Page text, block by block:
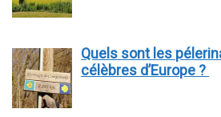
Quels sont les
célèbres d’Europe ?